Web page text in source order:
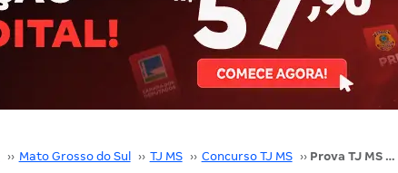
›› Mato Grosso do Sul ›› TJ MS ›› Concurso TJ MS ›› Prova TJ MS Juiz: corrija a sua prova no domingo. Veja como!